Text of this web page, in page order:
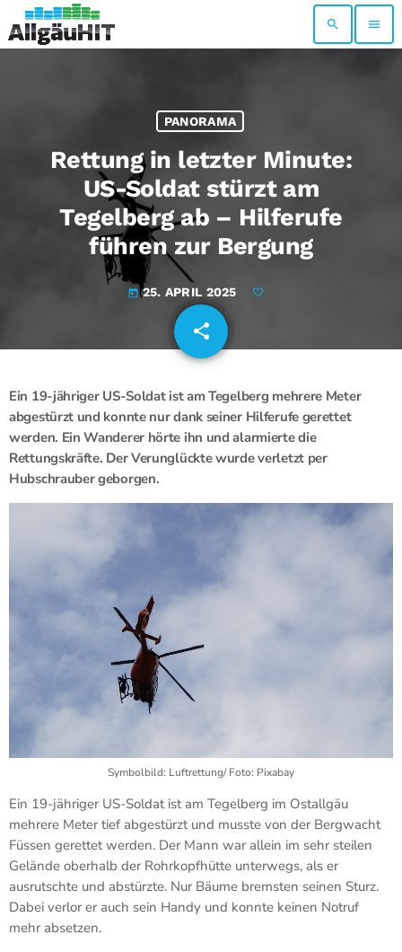
search menu
PANORAMA
Rettung in letzter Minute:
US-Soldat stürzt am
Tegelberg ab – Hilferufe
führen zur Bergung
today 25. APRIL 2025
share
email
Ein 19-jähriger US-Soldat ist am Tegelberg mehrere Meter
abgestürzt und konnte nur dank seiner Hilferufe gerettet
werden. Ein Wanderer hörte ihn und alarmierte die
Rettungskräfte. Der Verunglückte wurde verletzt per
Hubschrauber geborgen.
Symbolbild: Luftrettung/ Foto: Pixabay
Ein 19-jähriger US-Soldat ist am Tegelberg im Ostallgäu
mehrere Meter tief abgestürzt und musste von der Bergwacht
Füssen gerettet werden. Der Mann war allein im sehr steilen
Gelände oberhalb der Rohrkopfhütte unterwegs, als er
ausrutschte und abstürzte. Nur Bäume bremsten seinen Sturz.
Dabei verlor er auch sein Handy und konnte keinen Notruf
mehr absetzen.